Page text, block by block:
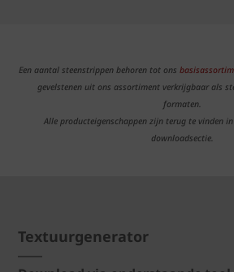
Een aantal steenstrippen behoren tot ons
gevelstenen uit ons assortiment verkrijgbaar als
formaten.
Alle producteigenschappen zijn terug te vinden
downloadsectie.
Textuurgenerator